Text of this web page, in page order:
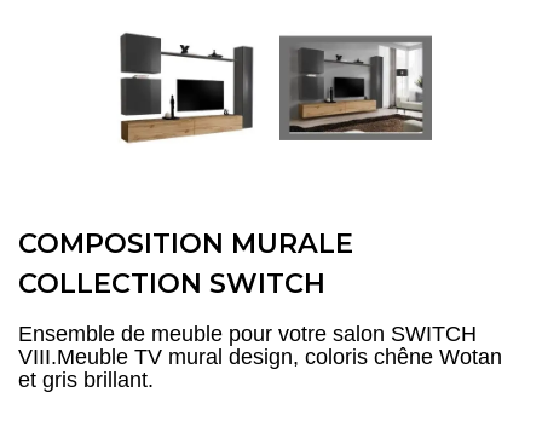
COMPOSITION MURALE
COLLECTION SWITCH
Ensemble de meuble pour votre salon SWITCH
VIII.Meuble TV mural design, coloris chêne Wotan
et gris brillant.